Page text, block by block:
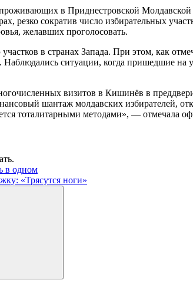
в Приднестровской
резко сократив число избирательных
желавших проголосовать.
в странах Запада. При этом, как
ситуации, когда пришедшие
визитов в Кишинёв в
шантаж молдавских избирателей,
тоталитарными методами», —
в одном
«Трясутся ноги»